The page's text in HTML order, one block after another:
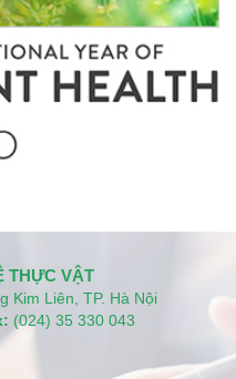
THỰC VẬT
Kim Liên, TP. Hà Nội
(024) 35 330 043